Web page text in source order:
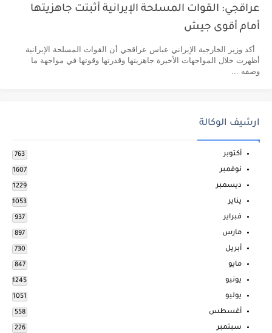
عراقجي: القوات المسلحة الإيرانية أثبتت جاهزيتها
أمام أقوى جيش
أكد وزير الخارجية الإيراني عباس عراقجي أن القوات المسلحة الإيرانية
أظهرت خلال المواجهات الأخيرة جاهزيتها وقدرتها وقوتها في مواجهة ما
وصفه ...
ارشيف الوكالة
أكتوبر 763
نوفمبر 1607
ديسمبر 1229
يناير 1053
فبراير 937
مارس 897
أبريل 730
مايو 847
يونيو 1245
يوليو 1051
أغسطس 558
سبتمبر 226